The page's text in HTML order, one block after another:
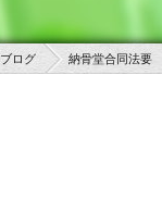
ブログ 納骨堂合同法要